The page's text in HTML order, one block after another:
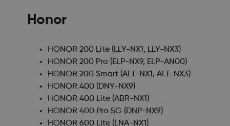
Honor
HONOR 200 Lite(LLY-NX1, LLY-NX3)
HONOR 200 Pro (ELP-NX9, ELP-AN00)
HONOR 200 Smart(ALT-NX1, ALT-NX3)
HONOR 400(DNY-NX9)
HONOR 400 Lite(ABR-NX1)
HONOR 400 Pro 5G (DNP-NX9)
HONOR 600 Lite(LNA-NX1)